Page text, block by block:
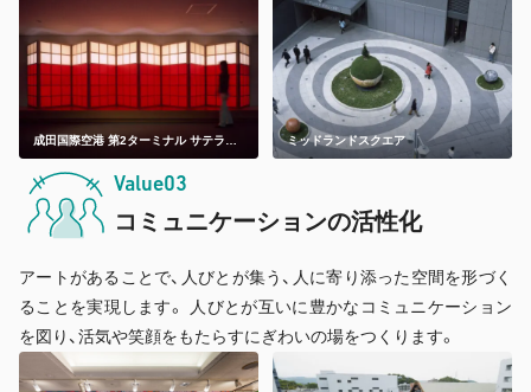
成田国際空港 第2ターミナル サテライ
ト 到着コンコース
ミッドランドスクエア
Value03
コミュニケーションの活性化
アートがあることで、人びとが集う、人に寄り添った空間を形づく
ることを実現します。 人びとが互いに豊かなコミュニケーション
を図り、活気や笑顔をもたらすにぎわいの場をつくります。